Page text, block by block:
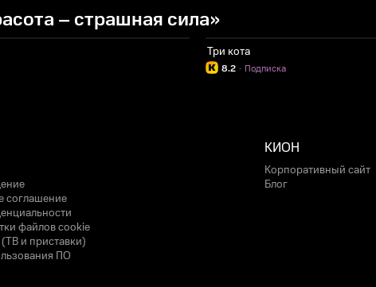
– страшная сила»
Три кота
8.2 Подписка
·
соглашение
файлов cookie
и приставки)
ПО
КИОН
Корпоративный сайт
Блог